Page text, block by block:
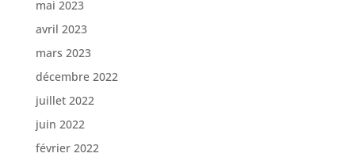
mai 2023
avril 2023
mars 2023
décembre 2022
juillet 2022
juin 2022
février 2022